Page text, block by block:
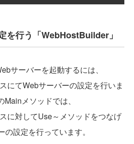
を行う「WebHostBuilder」
サーバーを起動するには、
にてWebサーバーの設定を行いま
メソッドでは、
に対してUse～メソッドをつなげ
設定を行っています。